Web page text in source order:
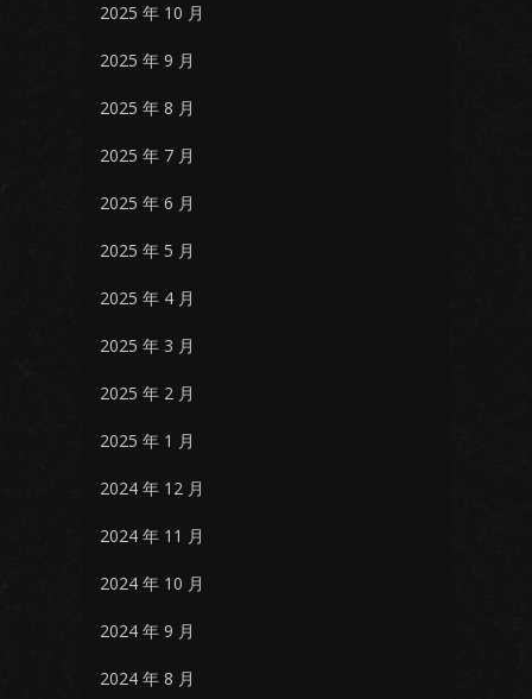
2025 年 10 月
2025 年 9 月
2025 年 8 月
2025 年 7 月
2025 年 6 月
2025 年 5 月
2025 年 4 月
2025 年 3 月
2025 年 2 月
2025 年 1 月
2024 年 12 月
2024 年 11 月
2024 年 10 月
2024 年 9 月
2024 年 8 月